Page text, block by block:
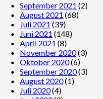
September 2021 (2)
August 2021 (68)
Juli 2021 (39)
Juni 2021 (148)
April 2021 (8)
November 2020(3)
Oktober 2020(6)
September 2020(3)
August 2020(1)
Juli 2020(4)